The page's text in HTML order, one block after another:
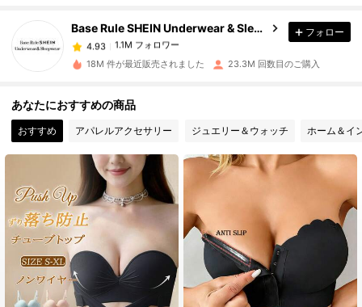
Base Rule SHEIN Underwear & Sleepwear
1***8 は1日前 に購入しました
1.1M フォロワー
4.93 1.1M フォロワー
1.1M フォロワー
4.93 1.1M フォロワー
フォロー
18M 件が最近販売されました 23.3M 回数目のご購入
あなたにおすすめの商品
おすすめ アパレルアクセサリー ジュエリー＆ウォッチ ホーム＆イ